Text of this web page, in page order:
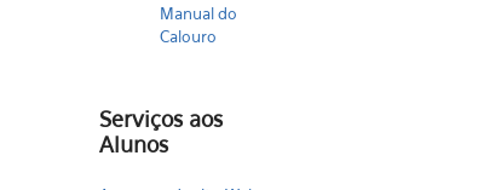
Manual do
Calouro
Serviços aos
Alunos